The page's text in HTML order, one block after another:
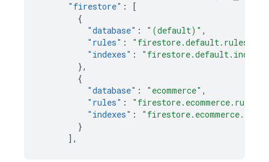
"firestore" :
[
{
"database" : "(default)" ,
"rules" : "firestore.default.rules"
"indexes" :
},
{
"database" : "ecommerce" ,
"rules" : "firestore.ecommerce.rules"
"indexes" :
}
],